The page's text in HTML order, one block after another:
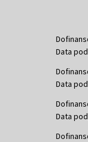
Data
Data
Data